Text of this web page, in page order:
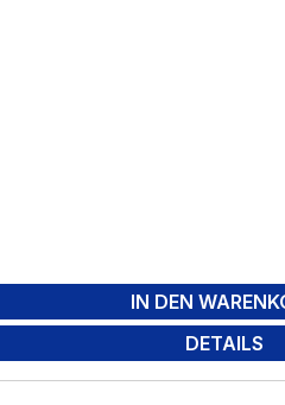
IN DEN
DETAILS